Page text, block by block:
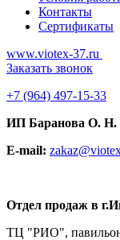
Контакты
Сертификаты
www.viotex-37.ru
Заказать звонок
+7 (964) 497-15-33
ИП Баранова О. Н.
E-mail:
Отдел продаж в
ТЦ "РИО",